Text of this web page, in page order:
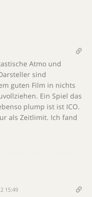
Atmo und
sind
guten Film in nichts
Ein Spiel das
plump ist ist ICO.
als Zeitlimit. Ich fand
15:49